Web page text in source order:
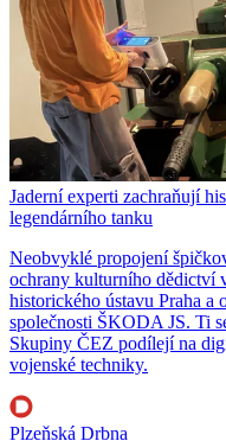
Jaderní experti zachraňují
legendárního tanku
Neobvyklé propojení
ochrany kulturního dědictví
historického ústavu Praha
společnosti ŠKODA JS. Ti
Skupiny ČEZ podílejí na
vojenské techniky.
Plzeňská Drbna